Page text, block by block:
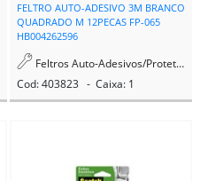
FELTRO AUTO-ADESIVO 3M BRANCO
QUADRADO M 12PECAS FP-065
HB004262596
Feltros Auto-Adesivos/Protetores
Cod: 403823 - Caixa: 1